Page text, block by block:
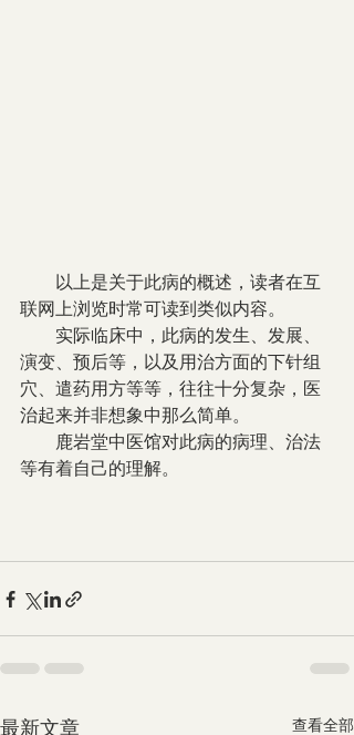
联网上浏览时常可读到类似内容。
演变、预后等，以及用治方面的下针组
穴、遣药用方等等，往往十分复杂，医
治起来并非想象中那么简单。
等有着自己的理解。
最新文章 查看全部